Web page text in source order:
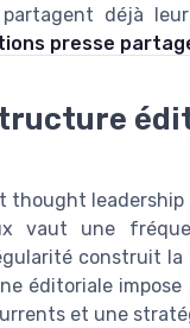
déjà
presse
leadership
vaut une
construit
éditoriale
et une